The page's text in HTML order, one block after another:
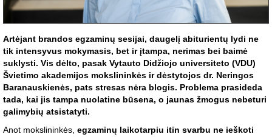
Artėjant brandos egzaminų sesijai, daugelį abiturientų lydi ne
tik intensyvus mokymasis, bet ir įtampa, nerimas bei baimė
suklysti. Vis dėlto, pasak Vytauto Didžiojo universiteto (VDU)
Švietimo akademijos mokslininkės ir dėstytojos dr. Neringos
Baranauskienės, pats stresas nėra blogis. Problema prasideda
tada, kai jis tampa nuolatine būsena, o jaunas žmogus nebeturi
galimybių atsistatyti.
Anot mokslininkės, egzaminų laikotarpiu itin svarbu ne ieškoti